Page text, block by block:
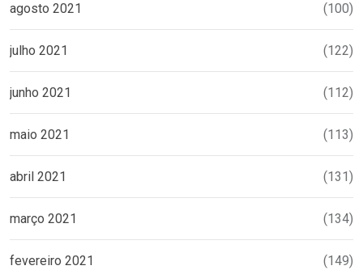
agosto 2021 (100)
julho 2021 (122)
junho 2021 (112)
maio 2021 (113)
abril 2021 (131)
março 2021 (134)
fevereiro 2021 (149)